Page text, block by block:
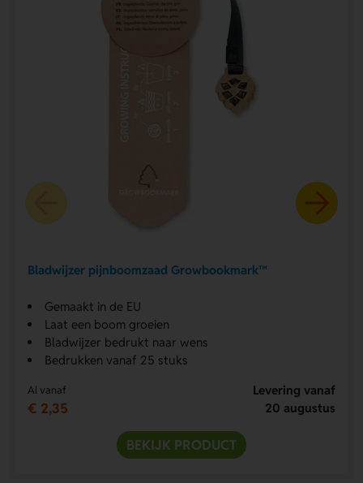
Bladwijzer pijnboomzaad Growbookmark™
Gemaakt in de EU
Laat een boom groeien
Bladwijzer bedrukt naar wens
Bedrukken vanaf 25 stuks
Al vanaf
€ 2,35
Levering vanaf
20 augustus
BEKIJK PRODUCT